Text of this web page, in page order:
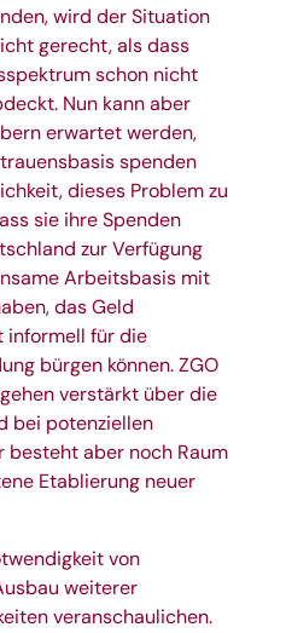
wird der Situation
gerecht, als dass
schon nicht
Nun kann aber
erwartet werden,
spenden
dieses Problem zu
sie ihre Spenden
zur Verfügung
Arbeitsbasis mit
das Geld
informell für die
bürgen können. ZGO
verstärkt über die
bei potenziellen
besteht aber noch Raum
Etablierung neuer
von
weiterer
veranschaulichen.